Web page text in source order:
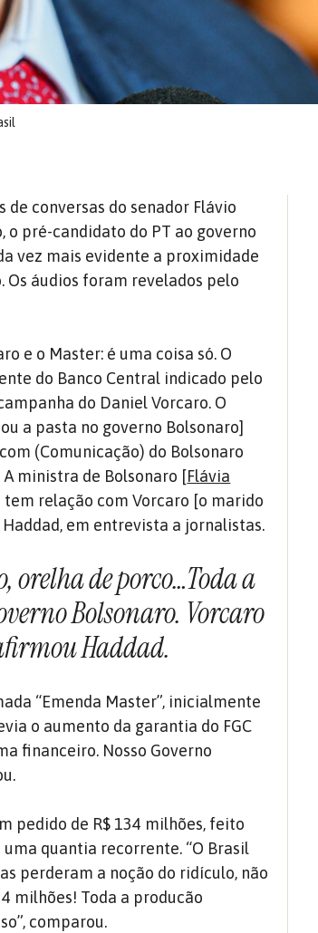
de conversas do senador Flávio
o pré-candidato do PT ao governo
vez mais evidente a proximidade
Os áudios foram revelados pelo
e o Master: é uma coisa só. O
do Banco Central indicado pelo
do Daniel Vorcaro. O
a pasta no governo Bolsonaro]
(Comunicação) do Bolsonaro
ministra de Bolsonaro [Flávia
tem relação com Vorcaro [o marido
em entrevista a jornalistas.
orelha de porco…Toda a
Bolsonaro. Vorcaro
Haddad.
“Emenda Master”, inicialmente
o aumento da garantia do FGC
financeiro. Nosso Governo
pedido de R$ 134 milhões, feito
quantia recorrente. “O Brasil
perderam a noção do ridículo, não
milhões! Toda a producão
comparou.